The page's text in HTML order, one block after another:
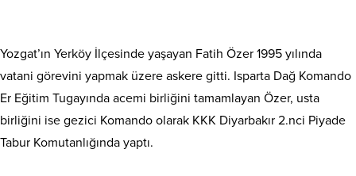
Yozgat’ın Yerköy İlçesinde yaşayan Fatih Özer 1995 yılında
vatani görevini yapmak üzere askere gitti. Isparta Dağ Komando
Er Eğitim Tugayında acemi birliğini tamamlayan Özer, usta
birliğini ise gezici Komando olarak KKK Diyarbakır 2.nci Piyade
Tabur Komutanlığında yaptı.